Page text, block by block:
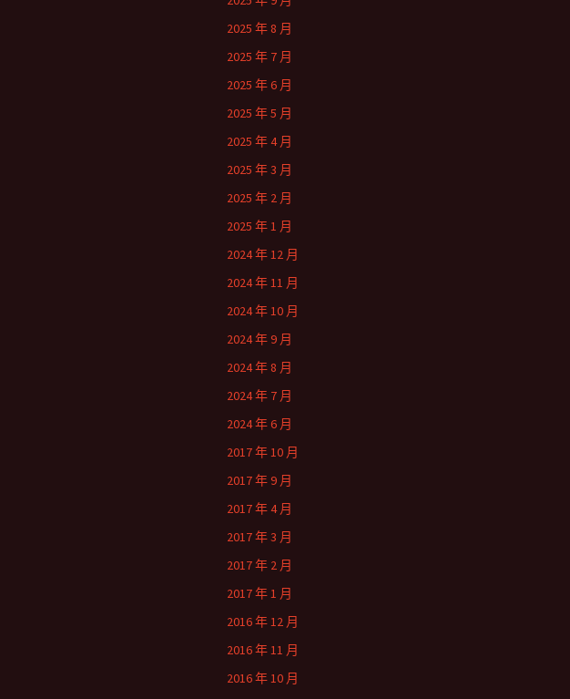
2025 年 8 月
2025 年 7 月
2025 年 6 月
2025 年 5 月
2025 年 4 月
2025 年 3 月
2025 年 2 月
2025 年 1 月
2024 年 12 月
2024 年 11 月
2024 年 10 月
2024 年 9 月
2024 年 8 月
2024 年 7 月
2024 年 6 月
2017 年 10 月
2017 年 9 月
2017 年 4 月
2017 年 3 月
2017 年 2 月
2017 年 1 月
2016 年 12 月
2016 年 11 月
2016 年 10 月